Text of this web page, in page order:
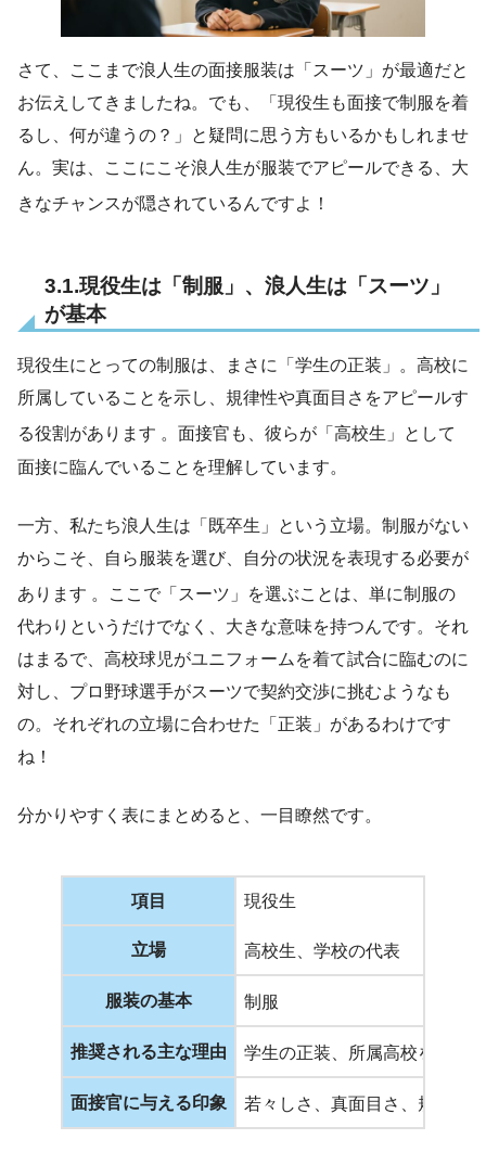
さて、ここまで浪人生の面接服装は「スーツ」が最適だと
お伝えしてきましたね。でも、「現役生も面接で制服を着
るし、何が違うの？」と疑問に思う方もいるかもしれませ
ん。実は、ここにこそ浪人生が服装でアピールできる、大
きなチャンスが隠されているんですよ！
3.1.現役生は「制服」、浪人生は「スーツ」
が基本
現役生にとっての制服は、まさに「学生の正装」。高校に
所属していることを示し、規律性や真面目さをアピールす
る役割があります 。面接官も、彼らが「高校生」として
面接に臨んでいることを理解しています。
一方、私たち浪人生は「既卒生」という立場。制服がない
からこそ、自ら服装を選び、自分の状況を表現する必要が
あります 。ここで「スーツ」を選ぶことは、単に制服の
代わりというだけでなく、大きな意味を持つんです。それ
はまるで、高校球児がユニフォームを着て試合に臨むのに
対し、プロ野球選手がスーツで契約交渉に挑むようなも
の。それぞれの立場に合わせた「正装」があるわけです
ね！
分かりやすく表にまとめると、一目瞭然です。
項目 現役生
立場 高校生、学校の代表
服装の基本 制服
推奨される主な理由 学生の正装、所属高校を示す
面接官に与える印象 若々しさ、真面目さ、規律性